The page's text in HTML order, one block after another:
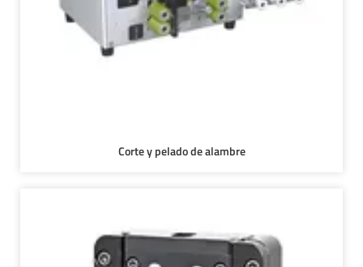
Corte y pelado de alambre